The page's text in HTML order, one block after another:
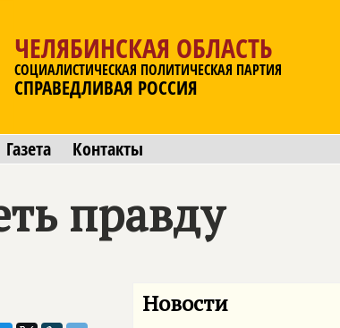
ЧЕЛЯБИНСКАЯ ОБЛАСТЬ
СОЦИАЛИСТИЧЕСКАЯ ПОЛИТИЧЕСКАЯ ПАРТИЯ
СПРАВЕДЛИВАЯ РОССИЯ
Газета Контакты
правду
Новости